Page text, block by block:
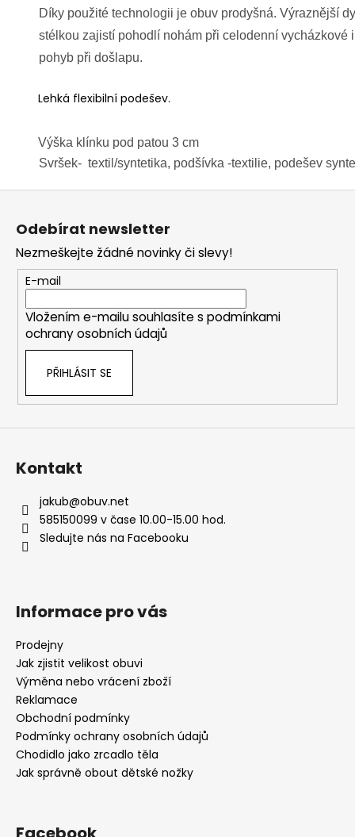
Díky použité technologii je obuv prodyšná. Výraznější
stélkou zajistí pohodlí nohám při celodenní
pohyb při došlapu.
Lehká flexibilní podešev.
Výška klínku pod patou 3 cm
Svršek- textil/syntetika, podšívka -textilie, podešev
Z
Odebírat newsletter
Nezmeškejte žádné novinky či slevy!
E-mail
Vložením e-mailu souhlasíte s podmínkami
ochrany osobních údajů
PŘIHLÁSIT SE
Kontakt
jakub@obuv.net
585150099 v čase 10.00-15.00 hod.
Sledujte nás na Facebooku
Informace pro vás
Prodejny
Jak zjistit velikost obuvi
Výměna nebo vrácení zboží
Reklamace
Obchodní podmínky
Podmínky ochrany osobních údajů
Chodidlo jako zrcadlo těla
Jak správně obout dětské nožky